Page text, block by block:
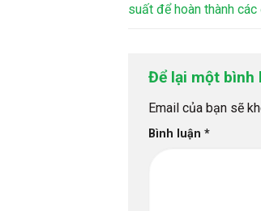
suất để hoàn thành
Để lại một bình
Email của bạn sẽ
Bình luận *